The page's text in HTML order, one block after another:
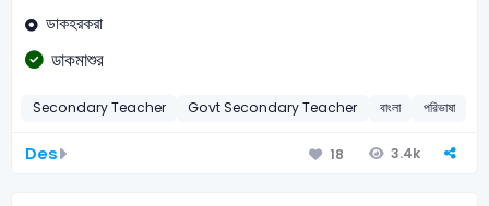
ডাকহরকরা
ডাকমাশুর
Secondary Teacher Govt Secondary Teacher বাংলা পরিভাষা
Des 18 3.4k